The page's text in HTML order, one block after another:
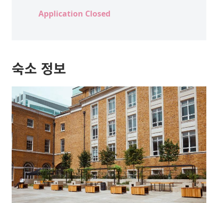
Application Closed
숙소 정보